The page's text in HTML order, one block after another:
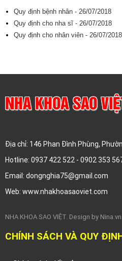
Quy định bệnh nhân - 26/07/2018
Quy định cho nha sĩ - 26/07/2018
Quy định cho nhân viên - 26/07/2018
NHA KHOA SAO
Địa chỉ: 146 Phan Đình Phùng,
Hotline: 0937 422 522 - 0902 353
Email: dongnghia75@gmail.com
Web: www.nhakhoasaoviet.com
NHA KHOA SAO VIỆT. Design by Nina.vn
CHÍNH SÁCH VÀ QUY